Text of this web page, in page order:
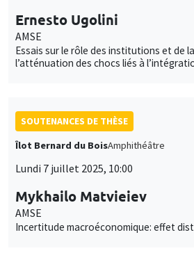
Ernesto Ugolini
AMSE
Essais sur le rôle des institutions et de
l’atténuation des chocs liés à
SOUTENANCES DE THÈSE
Îlot Bernard du BoisAmphithéâtre
Lundi 7 juillet 2025, 10:00
Mykhailo Matvieiev
AMSE
Incertitude macroéconomique: effet